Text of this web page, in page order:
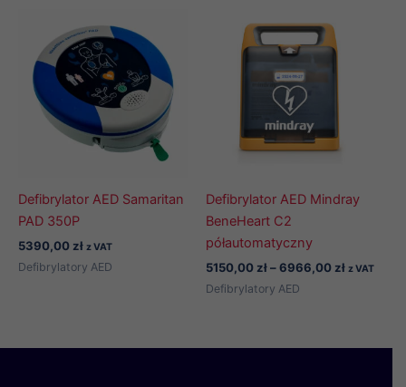
Defibrylator AED Samaritan
PAD 350P
5390,00 zł z VAT
Defibrylatory AED
Defibrylator AED Mindray
BeneHeart C2
półautomatyczny
5150,00 zł – 6966,00 złZakres
z VAT
Defibrylatory AED